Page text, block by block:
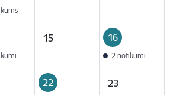
15 16
2 notikumi
22 23